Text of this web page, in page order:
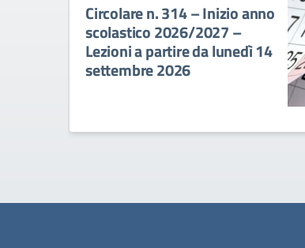
Circolare n. 314 – Inizio anno
scolastico 2026/2027 –
Lezioni a partire da lunedì 14
settembre 2026